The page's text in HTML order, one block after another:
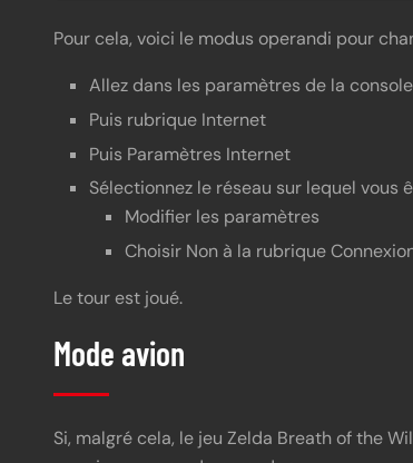
Pour cela, voici le modus operandi pour
Allez dans les paramètres de la console
Puis rubrique Internet
Puis Paramètres Internet
Sélectionnez le réseau sur lequel vous
Modifier les paramètres
Choisir Non à la rubrique
Le tour est joué.
Mode avion
Si, malgré cela, le jeu Zelda Breath of the